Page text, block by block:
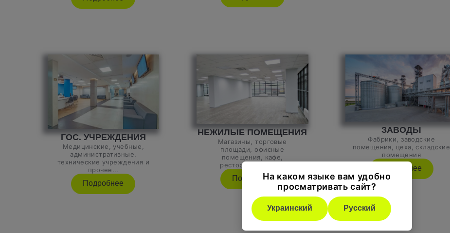
ГОС. УЧРЕЖДЕНИЯ
Медицинские, учебные,
административные,
технические учреждения и
прочее...
Подробнее
НЕЖИЛЫЕ ПОМЕЩЕНИЯ
Магазины, торговые
площади, офисные
помещения, кафе,
рестораны, склады
Подробнее
ЗАВОДЫ
Фабрики, заводские
помещения, цеха, складские
помещения
Подробнее
На каком языке вам удобно
просматривать сайт?
Украинский Русский